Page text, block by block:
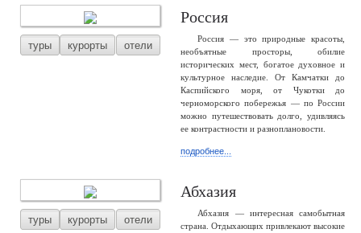
туры курорты отели
Россия
Россия — это природные красоты,
необъятные просторы, обилие
исторических мест, богатое духовное и
культурное наследие. От Камчатки до
Каспийского моря, от Чукотки до
черноморского побережья — по России
можно путешествовать долго, удивляясь
ее контрастности и разноплановости.
подробнее...
туры курорты отели
Абхазия
Абхазия — интересная самобытная
страна. Отдыхающих привлекают высокие